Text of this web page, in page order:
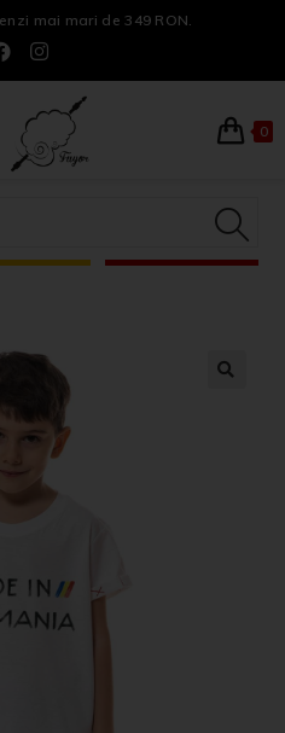
mai mari de 349 RON.
0